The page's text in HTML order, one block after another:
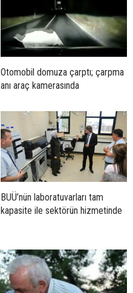
Otomobil domuza çarptı; çarpma
anı araç kamerasında
BUÜ’nün laboratuvarları tam
kapasite ile sektörün hizmetinde